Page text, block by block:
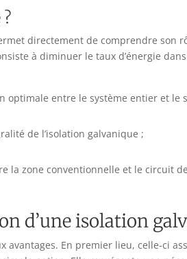
directement de comprendre son
à diminuer le taux d’énergie
entre le système entier et le
de l’isolation galvanique ;
la zone conventionnelle et le circuit
d’une isolation
avantages. En premier lieu, celle-ci